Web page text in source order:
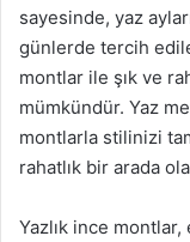
sayesinde, yaz
günlerde tercih
montlar ile şık ve
mümkündür. Yaz
montlarla stilinizi
rahatlık bir arada
Yazlık ince montlar,